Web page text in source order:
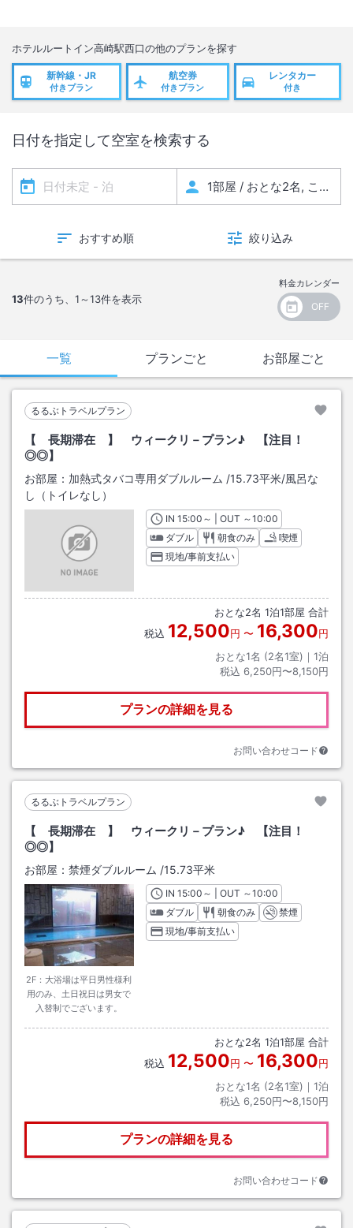
ホテルルートイン高崎駅西口の他のプランを探す
新幹線・JR
付きプラン
航空券
付きプラン
レンタカー
付き
日付を指定して空室を検索する
おすすめ順 絞り込み
13件のうち、 1～13件を表示
料金カレンダー
一覧 プランごと お部屋ごと
るるぶトラベルプラン
【 長期滞在 】 ウィークリ－プラン♪ 【注目！
◎◎】
お部屋： 加熱式タバコ専用ダブルルーム /15.73平米/風呂な
し（トイレなし）
INチェックイン
15:00 ～ | OUT チェックアウト
～10:00
ダブル
朝食のみ
喫煙
現地/事前支払い
おとな2名 1泊1部屋 合計
税込 12,500円 〜 16,300円
おとな1名 (2名1室)｜ 1泊
税込 6,250円〜8,150円
プランの詳細を見る
お問い合わせコード
るるぶトラベルプラン
【 長期滞在 】 ウィークリ－プラン♪ 【注目！
◎◎】
お部屋： 禁煙ダブルルーム /15.73平米
2F：大浴場は平日男性様利
用のみ、土日祝日は男女で
入替制でございます。
INチェックイン
15:00 ～ | OUT チェックアウト
～10:00
ダブル
朝食のみ
禁煙
現地/事前支払い
おとな2名 1泊1部屋 合計
税込 12,500円 〜 16,300円
おとな1名 (2名1室)｜ 1泊
税込 6,250円〜8,150円
プランの詳細を見る
お問い合わせコード